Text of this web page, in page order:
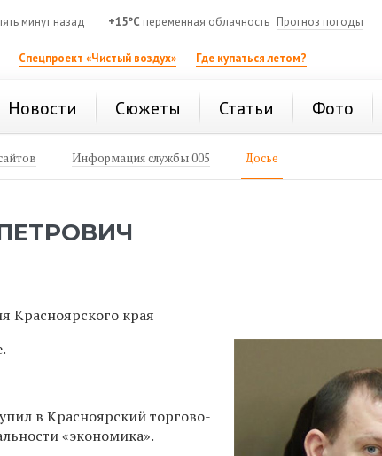
минут назад +15°C переменная облачность Прогноз погоды
Спецпроект «Чистый воздух» Где купаться летом?
Новости Сюжеты Статьи Фото
Информация службы 005 Досье
Красноярского края
в Красноярский торгово-
«экономика».